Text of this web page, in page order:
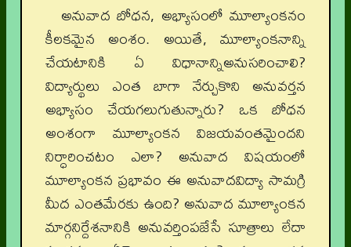
అనువాద బోధన, అభ్యాసంలో మూల్యాంకనం
కీలకమైన అంశం. అయితే, మూల్యాంకనాన్ని
చేయటానికి ఏ విధానాన్నిఅనుసరించాలి?
విద్యార్థులు ఎంత బాగా నేర్చుకొని అనువర్తన
అభ్యాసం చేయగలుగుతున్నారు? ఒక బోధన
అంశంగా మూల్యాంకన విజయవంతమైందని
నిర్ధారించటం ఎలా? అనువాద విషయంలో
మూల్యాంకన ప్రభావం ఈ అనువాదవిద్యా సామగ్రి
మీద ఎంతమేరకు ఉంది? అనువాద మూల్యాంకన
మార్గనిర్దేశనానికి అనువర్తింపజేసే సూత్రాలు లేదా